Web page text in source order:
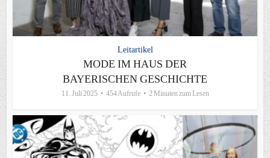
Leitartikel
MODE IM HAUS DER
BAYERISCHEN GESCHICHTE
11. Juli 2025 454 Aufrufe 2 Minuten zum Lesen